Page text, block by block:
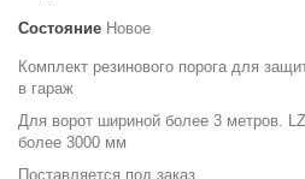
Состояние Новое
Комплект резинового порога для
в гараж
Для ворот шириной более 3 метров.
более 3000 мм
Поставляется под заказ.